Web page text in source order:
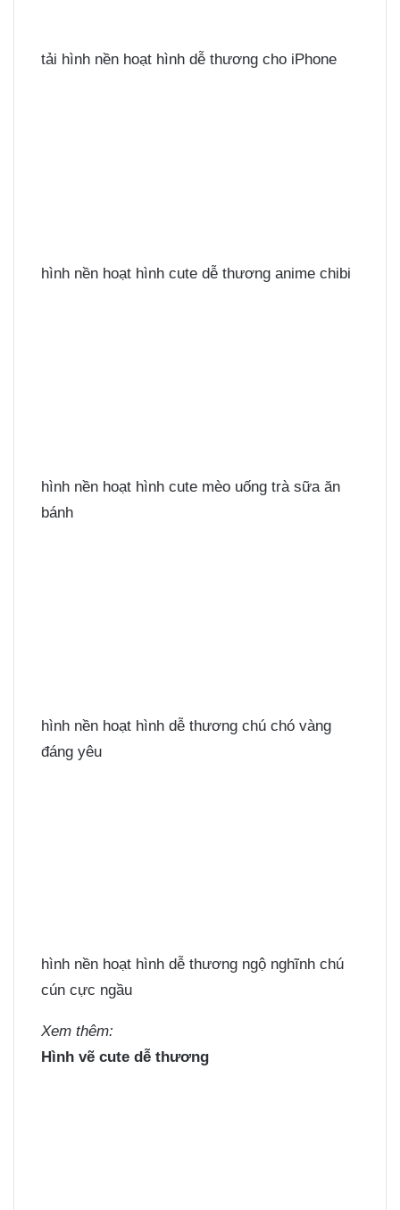
tải hình nền hoạt hình dễ thương cho iPhone
hình nền hoạt hình cute dễ thương anime chibi
hình nền hoạt hình cute mèo uống trà sữa ăn
bánh
hình nền hoạt hình dễ thương chú chó vàng
đáng yêu
hình nền hoạt hình dễ thương ngộ nghĩnh chú
cún cực ngầu
Xem thêm:
Hình vẽ cute dễ thương